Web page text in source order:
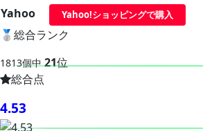
Yahoo
Yahoo!ショッピングで購入
🥈 総合ランク
1813個中 21位
総合点
4.53